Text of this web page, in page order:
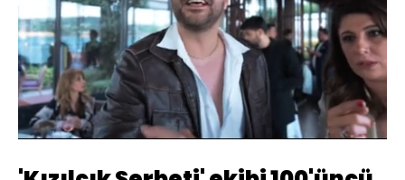
Sesi
Aç
Yüklendi:
40.20%
Oynatma
Hızı